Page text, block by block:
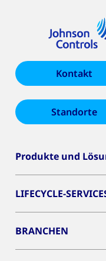
Kontakt
Standorte
Produkte und
LIFECYCLE-
BRANCHEN